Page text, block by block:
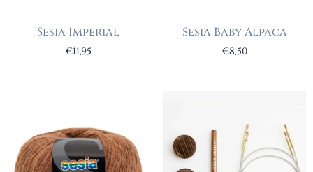
Sesia Imperial
€11,95
Sesia Baby Alpaca
€8,50